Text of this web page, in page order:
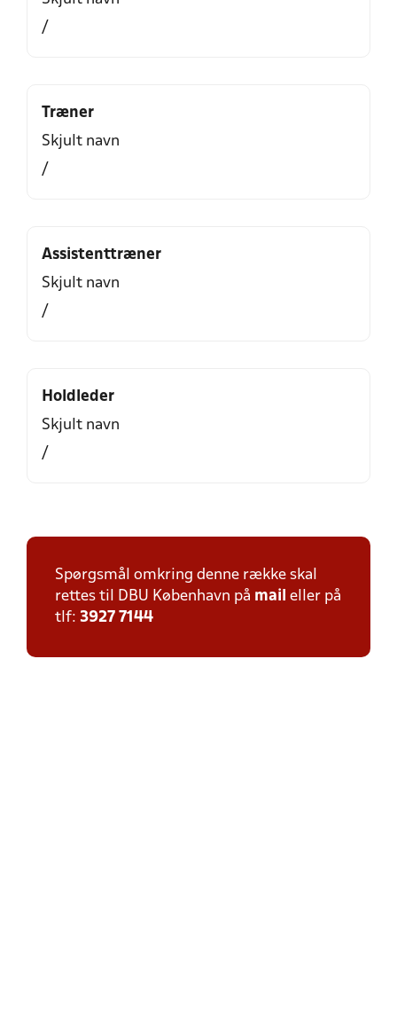
/
Træner
Skjult navn
/
Assistenttræner
Skjult navn
/
Holdleder
Skjult navn
/
Spørgsmål omkring denne række skal
rettes til DBU København på mail eller på
tlf: 3927 7144